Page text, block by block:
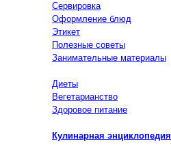
Сервировка
Оформление блюд
Этикет
Полезные советы
Занимательные материалы
Диеты
Вегетарианство
Здоровое питание
Кулинарная энциклопедия